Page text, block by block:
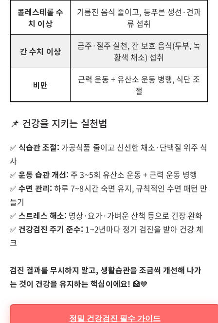
콜레스테롤 수
치 이상
기름진 음식 줄이고, 등푸른 생선·견과
류 섭취
간 수치 이상
금주·절주 실천, 간 보호 음식(두부, 녹
황색 채소) 섭취
비만
근력 운동 + 유산소 운동 병행, 식단 조
절
📌 건강을 지키는 실천법
✅ 식습관 조절: 가공식품 줄이고 신선한 채소·단백질 위주 식
사
✅운동 습관 개선: 주 3~5회 유산소 운동 + 근력 운동 병행
✅수면 관리: 하루 7~8시간 숙면 유지, 규칙적인 수면 패턴 만
들기
✅스트레스 해소: 명상·요가·가벼운 산책 등으로 긴장 완화
✅건강검진 주기 준수: 1~2년마다 정기 검진을 받아 건강 체
크
검진 결과를 무시하지 말고, 생활습관을 조금씩 개선해 나가
는 것이 건강을 유지하는 핵심이에요! 🏥💙
정밀 건강검진 필수 가이드